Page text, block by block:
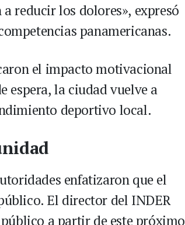
reducir los dolores», expresó
panamericanas.
el impacto motivacional
espera, la ciudad vuelve a
deportivo local.
enfatizaron que el
El director del INDER
a partir de este próximo